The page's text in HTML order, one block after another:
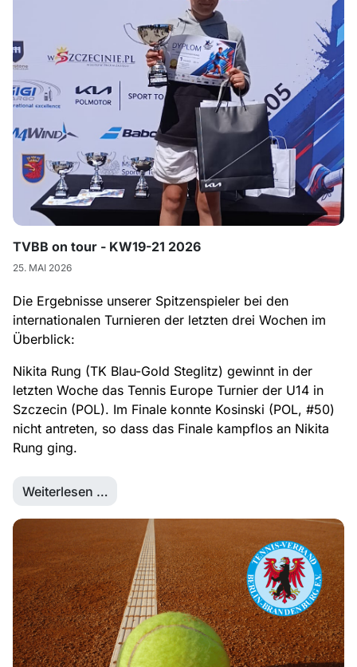
TVBB on tour - KW19-21 2026
25. MAI 2026
Die Ergebnisse unserer Spitzenspieler bei den
internationalen Turnieren der letzten drei Wochen im
Überblick:
Nikita Rung (TK Blau-Gold Steglitz) gewinnt in der
letzten Woche das Tennis Europe Turnier der U14 in
Szczecin (POL). Im Finale konnte Kosinski (POL, #50)
nicht antreten, so dass das Finale kampflos an Nikita
Rung ging.
Weiterlesen …